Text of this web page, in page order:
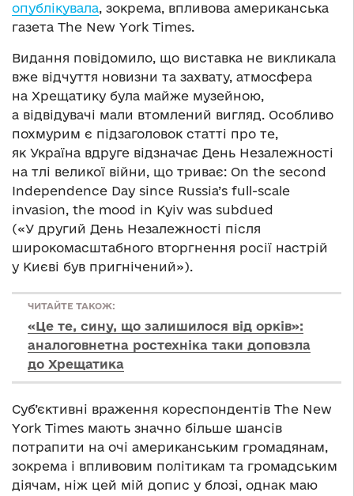
опублікувала, зокрема, впливова американська
газета The New York Times.
Видання повідомило, що виставка не викликала
вже відчуття новизни та захвату, атмосфера
на Хрещатику була майже музейною,
а відвідувачі мали втомлений вигляд. Особливо
похмурим є підзаголовок статті про те,
як Україна вдруге відзначає День Незалежності
на тлі великої війни, що триває: On the second
Independence Day since Russia’s full-scale
invasion, the mood in Kyiv was subdued
(«У другий День Незалежності після
широкомасштабного вторгнення росії настрій
у Києві був пригнічений»).
ЧИТАЙТЕ ТАКОЖ:
«Це те, сину, що залишилося від орків»:
аналоговнетна ростехніка таки доповзла
до Хрещатика
Суб’єктивні враження кореспондентів The New
York Times мають значно більше шансів
потрапити на очі американським громадянам,
зокрема і впливовим політикам та громадським
діячам, ніж цей мій допис у блозі, однак маю